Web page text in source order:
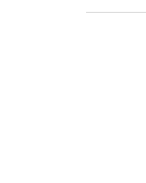
حسب
على ⌘-\.